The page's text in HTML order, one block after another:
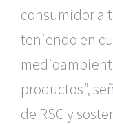
consumidor a
teniendo en
productos”,
de RSC y